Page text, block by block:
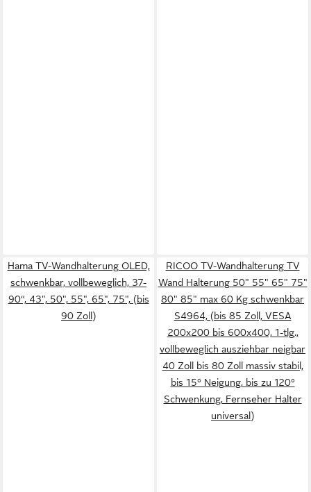
Hama TV-Wandhalterung OLED,
schwenkbar, vollbeweglich, 37-
90“, 43", 50", 55", 65", 75", (bis
90 Zoll)
RICOO TV-Wandhalterung TV
Wand Halterung 50" 55" 65" 75"
80" 85" max 60 Kg schwenkbar
S4964, (bis 85 Zoll, VESA
200x200 bis 600x400, 1-tlg.,
vollbeweglich ausziehbar neigbar
40 Zoll bis 80 Zoll massiv stabil,
bis 15° Neigung, bis zu 120°
Schwenkung, Fernseher Halter
universal)